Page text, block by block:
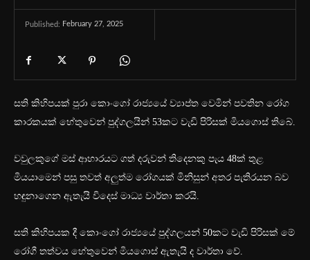
Published: February 27, 2025
සති කිහිපයක් පුරා කොංගෝ රාජ්‍යයේ ව්‍යාප්ත වෙමින් පවතින රෝග
කාරකයක් හේතුවෙන් පුද්ගලයින් 53කට වැඩි පිරිසක් මියගොස් තිබේ.
වවුලකුගේ මස් ආහාරයට ගත් දරුවන් තිදෙනකු පැය 48ක් තුළ
මියයාමෙන් පසු තවත් අලුත්ම රෝගයක් මිනිසුන් අතර පැතිරයන බව
හඳුනාගෙන ඇතැයි විදෙස් මාධ්‍ය වාර්තා කරයි.
සති කිහිපයක දී කොංගෝ රාජ්‍යයේ පුද්ගලයන් 50කට වැඩි පිරිසක් මේ
රෝගී තත්වය හේතුවෙන් මියගොස් ඇතැයි ද වාර්තා වේ.